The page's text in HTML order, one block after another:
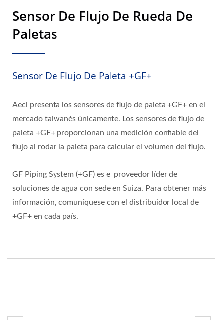
Sensor De Flujo De Rueda De
Paletas
Sensor De Flujo De Paleta +GF+
Aecl presenta los sensores de flujo de paleta +GF+ en el
mercado taiwanés únicamente. Los sensores de flujo de
paleta +GF+ proporcionan una medición confiable del
flujo al rodar la paleta para calcular el volumen del flujo.
GF Piping System (+GF) es el proveedor líder de
soluciones de agua con sede en Suiza. Para obtener más
información, comuníquese con el distribuidor local de
+GF+ en cada país.